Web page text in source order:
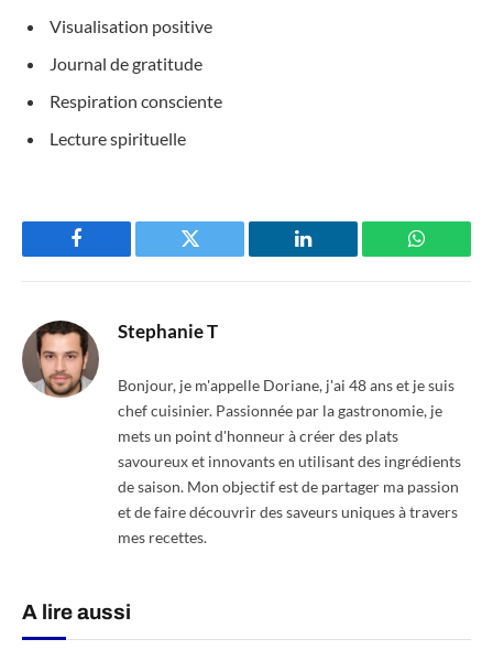
Visualisation positive
Journal de gratitude
Respiration consciente
Lecture spirituelle
Facebook Twitter LinkedIn
Stephanie T
Bonjour, je m'appelle Doriane, j'ai 48 ans et je suis
chef cuisinier. Passionnée par la gastronomie, je
mets un point d'honneur à créer des plats
savoureux et innovants en utilisant des ingrédients
de saison. Mon objectif est de partager ma passion
et de faire découvrir des saveurs uniques à travers
mes recettes.
A lire aussi